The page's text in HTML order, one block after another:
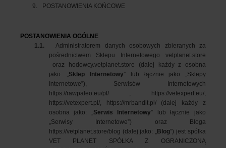
9.
POSTANOWIENIA KOŃCOWE
POSTANOWIENIA OGÓLNE
1.1.
Administratorem danych osobowych zbieranych za
pośrednictwem Sklepu Internetowego vetplanet.store
oraz hodowcy.vetplanet.store (dalej każdy z osobna
jako: „Sklep Internetowy” lub łącznie jako „Sklepy
Internetowe”), Serwisów Internetowych
https://rawpaleo.eu/pl/ ,
https://vetexpert.eu/,
https://vetexpert.pl/, https://mrbandit.pl/(dalej każdy z
osobna jako: „Serwis Internetowy” lub łącznie jako
„Serwisy Internetowe”) oraz Bloga
https://vetplanet.store/blog (dalej jako: „Blog”) jest spółka
VET PLANET SPÓŁKA Z OGRANICZONĄ